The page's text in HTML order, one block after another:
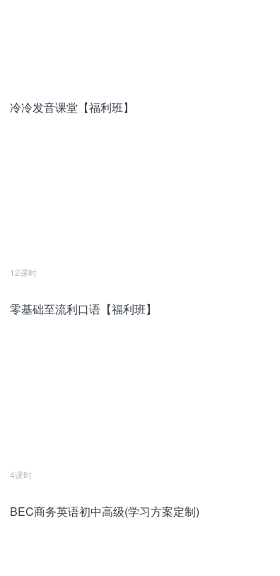
冷冷发音课堂【福利班】
12课时
零基础至流利口语【福利班】
4课时
BEC商务英语初中高级(学习方案定制)